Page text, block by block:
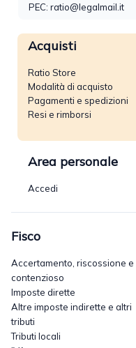
PEC: ratio@legalmail.it
Acquisti
Ratio Store
Modalità di acquisto
Pagamenti e spedizioni
Resi e rimborsi
Area personale
Accedi
Fisco
Accertamento, riscossione e
contenzioso
Imposte dirette
Altre imposte indirette e altri
tributi
Tributi locali